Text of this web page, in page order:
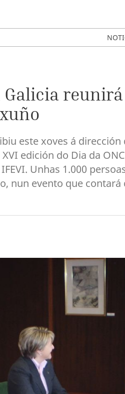
Galicia
este xoves á
edición do Dia da
Unhas 1.000
nun evento que